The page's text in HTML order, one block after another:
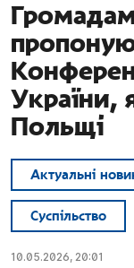
України,
Польщі
Актуальні
Суспільство
10.05.2026, 20:01